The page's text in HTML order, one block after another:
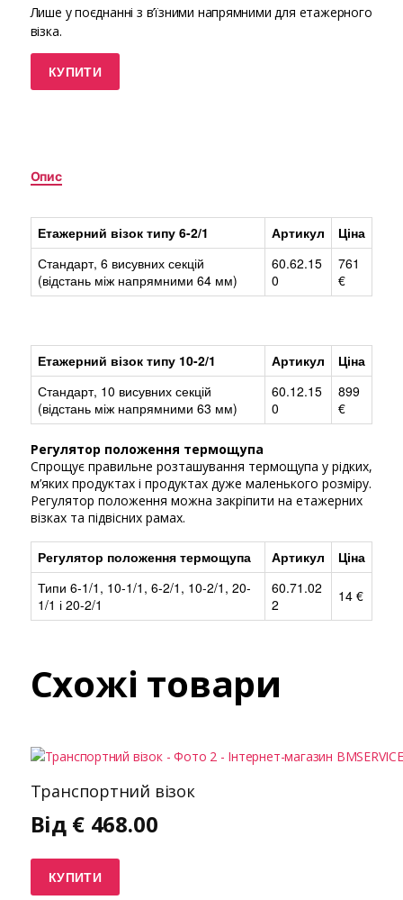
Лише у поєднанні з в’їзними напрямними для етажерного
візка.
КУПИТИ
Опис
Етажерний візок типу 6-2/1 Артикул
Ціна
Стандарт, 6 висувних секцій
(відстань між напрямними 64 мм)
60.62.15
0
761
€
Етажерний візок типу 10-2/1 Артикул
Ціна
Стандарт, 10 висувних секцій
(відстань між напрямними 63 мм)
60.12.15
0
899
€
Регулятор положення термощупа
Спрощує правильне розташування термощупа у рідких,
м’яких продуктах і продуктах дуже маленького розміру.
Регулятор положення можна закріпити на етажерних
візках та підвісних рамах.
Регулятор положення термощупа Артикул
Ціна
Типи 6-1/1, 10-1/1, 6-2/1, 10-2/1, 20-
1/1 і 20-2/1
60.71.02
2
14 €
Схожі товари
Транспортний візок
Від € 468.00
КУПИТИ